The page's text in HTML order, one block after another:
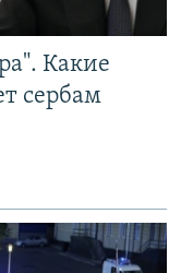
Какие
сербам